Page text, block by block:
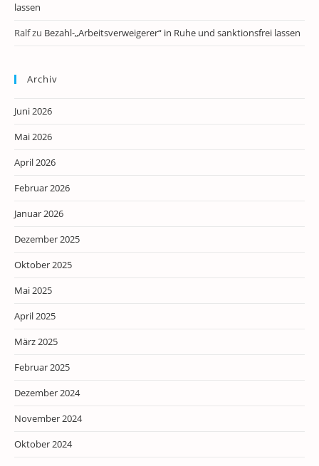
lassen
Ralfzu Bezahl-„Arbeitsverweigerer“ in Ruhe und sanktionsfrei lassen
Archiv
Juni 2026
Mai 2026
April 2026
Februar 2026
Januar 2026
Dezember 2025
Oktober 2025
Mai 2025
April 2025
März 2025
Februar 2025
Dezember 2024
November 2024
Oktober 2024